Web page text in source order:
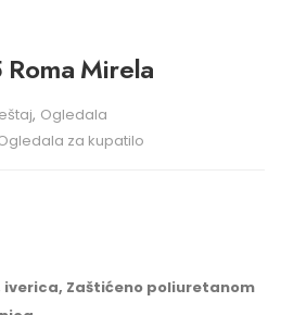
Mirela
, Ogledala
za kupatilo
Zaštićeno poliuretanom